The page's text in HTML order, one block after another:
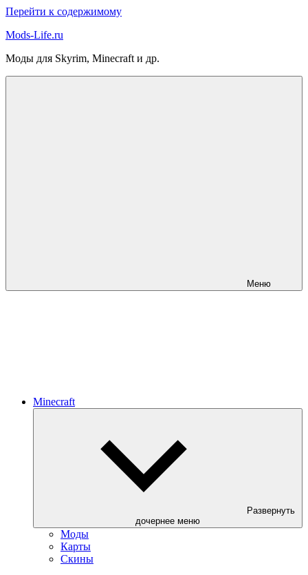
Перейти к содержимому
Mods-Life.ru
Моды для Skyrim, Minecraft и др.
Меню
Minecraft
Развернуть
дочернее меню
Моды
Карты
Скины